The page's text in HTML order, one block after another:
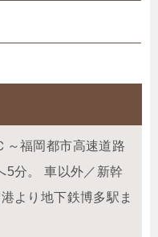
～福岡都市高速道路
5分。 車以外／新幹
より地下鉄博多駅ま